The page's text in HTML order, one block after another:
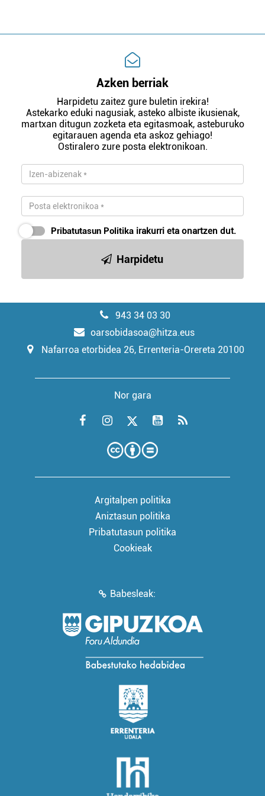
Azken berriak
Harpidetu zaitez gure buletin irekira!
Astekarko eduki nagusiak, asteko albiste ikusienak,
martxan ditugun zozketa eta egitasmoak, asteburuko
egitarauen agenda eta askoz gehiago!
Ostiralero zure posta elektronikoan.
Pribatutasun Politika irakurri eta onartzen dut.
Harpidetu
943 34 03 30
oarsobidasoa@hitza.eus
Nafarroa etorbidea 26, Errenteria-Orereta 20100
Nor gara
Argitalpen politika
Aniztasun politika
Pribatutasun politika
Cookieak
Babesleak: